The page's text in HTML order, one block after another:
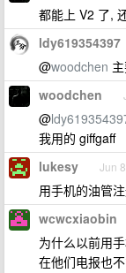
都能上 V2 了,
ldy619354397
@woodchen
woodchen
@
我用的 giffgaff
lukesy Jun 8
用手机的油管
wcwcxiaobin
为什么以前用
在他们电报也